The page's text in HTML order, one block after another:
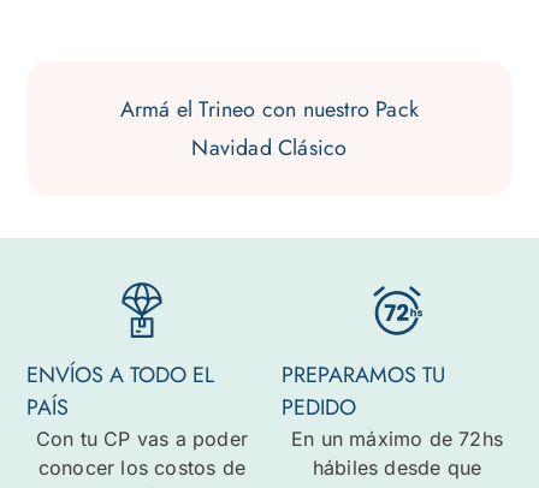
Armá el Trineo con nuestro Pack
Navidad Clásico
ENVÍOS A TODO EL
PAÍS
Con tu CP vas a poder
conocer los costos de
PREPARAMOS TU
PEDIDO
En un máximo de 72hs
hábiles desde que